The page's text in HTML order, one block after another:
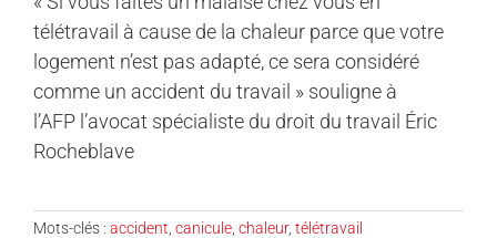
télétravail à cause de la chaleur parce que votre
logement n’est pas adapté, ce sera considéré
comme un accident du travail » souligne à
l’AFP l’avocat spécialiste du droit du travail Éric
Rocheblave
Mots-clés : accident canicule chaleur, télétravail